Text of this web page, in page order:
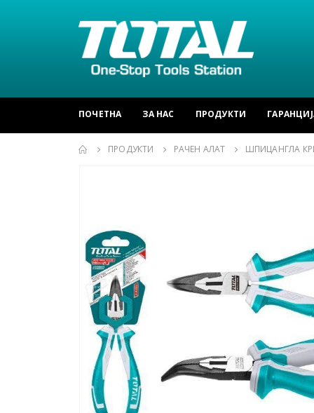
ПОЧЕТНА ЗА НАС ПРОДУКТИ
ПРОДУКТИ РАЧЕН АЛАТ ШПИЦАНГЛА